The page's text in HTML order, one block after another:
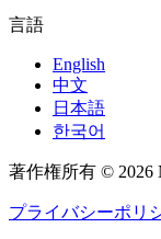
言語
English
中文
日本語
한국어
著作権所有 © 2026
プライバシーポリ